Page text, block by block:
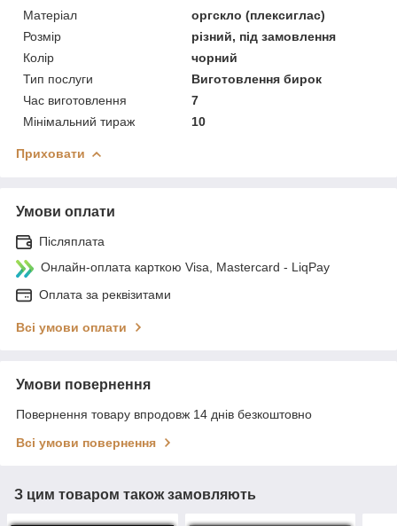
Матеріал
оргскло (плексиглас)
Розмір
різний, під замовлення
Колір
чорний
Тип послуги
Виготовлення бирок
Час виготовлення
7
Мінімальний тираж
10
Приховати
Умови оплати
Післяплата
Онлайн-оплата карткою Visa, Mastercard - LiqPay
Оплата за реквізитами
Всі умови оплати
Умови повернення
Повернення товару впродовж 14 днів безкоштовно
Всі умови повернення
З цим товаром також замовляють